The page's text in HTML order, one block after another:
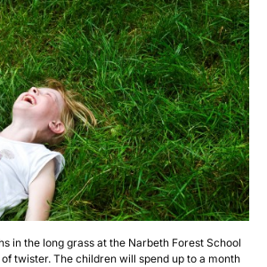
in the long grass at the Narbeth Forest School
twister. The children will spend up to a month